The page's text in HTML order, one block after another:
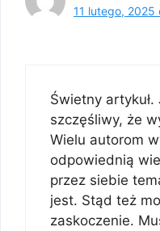
11 lutego, 2025
Świetny
szczęśliwy, że
Wielu autorom
odpowiednią
przez siebie
jest. Stąd też
zaskoczenie.